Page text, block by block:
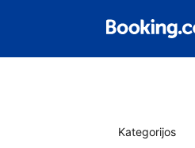
Kategorijos